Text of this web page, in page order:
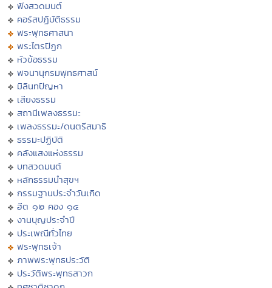
ฟังสวดมนต์
คอร์สปฏิบัติธรรม
พระพุทธศาสนา
พระไตรปิฏก
หัวข้อธรรม
พจนานุกรมพุทธศาสน์
มิลินทปัญหา
เสียงธรรม
สถานีเพลงธรรมะ
เพลงธรรมะ/ดนตรีสมาธิ
ธรรมะปฏิบัติ
คลังแสงแห่งธรรม
บทสวดมนต์
หลักธรรมนำสุขฯ
กรรมฐานประจำวันเกิด
ฮีต ๑๒ คอง ๑๔
งานบุญประจำปี
ประเพณีทั่วไทย
พระพุทธเจ้า
ภาพพระพุทธประวัติ
ประวัติพระพุทธสาวก